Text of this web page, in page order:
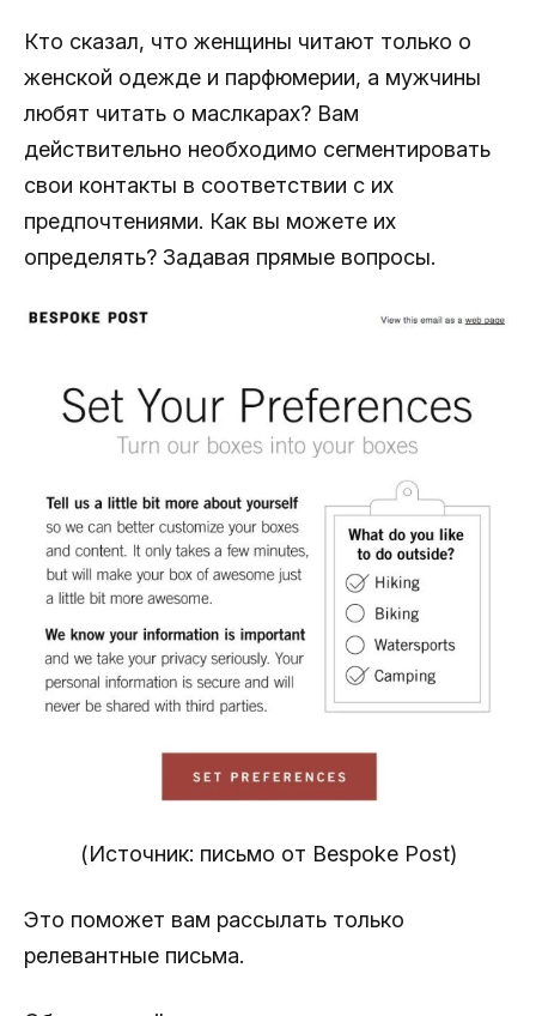
Кто сказал, что женщины читают только о
женской одежде и парфюмерии, а мужчины
любят читать о маслкарах? Вам
действительно необходимо сегментировать
свои контакты в соответствии с их
предпочтениями. Как вы можете их
определять? Задавая прямые вопросы.
(Источник: письмо от Bespoke Post)
Это поможет вам рассылать только
релевантные письма.